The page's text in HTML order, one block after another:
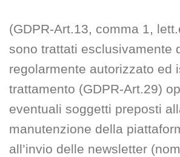
(GDPR-Art.13, comma 1,
sono trattati esclusivamente
regolarmente autorizzato ed
trattamento (GDPR-Art.29)
eventuali soggetti preposti
manutenzione della
all’invio delle newsletter